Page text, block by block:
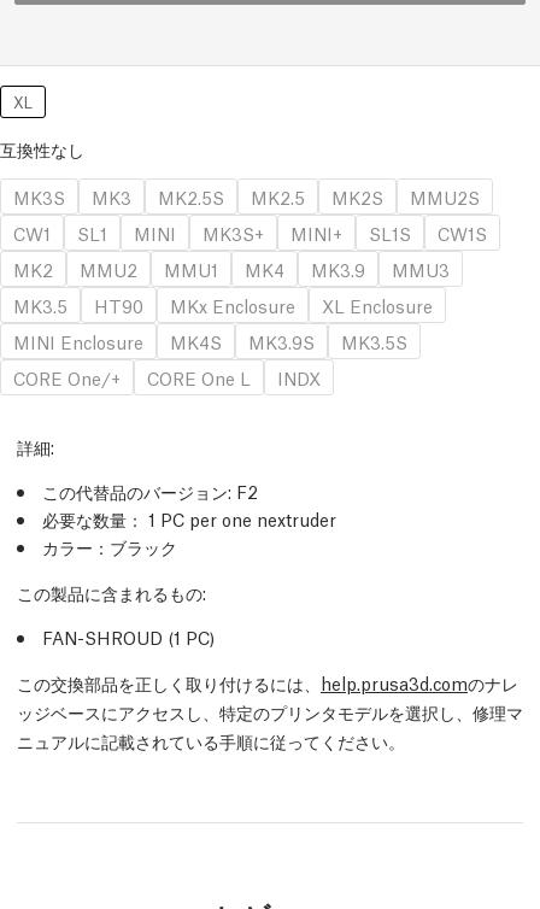
XL
互換性なし
MK3S
MK3 MK2.5S MK2.5 MK2S
MMU2S
CW1
SL1 MINI MK3S+ MINI+ SL1S
CW1S
MK2
MMU2 MMU1 MK4 MK3.9
MMU3
MK3.5
HT90 MKx Enclosure
XL Enclosure
MINI Enclosure
MK4S MK3.9S
MK3.5S
CORE One/+
CORE One L INDX
詳細:
この代替品のバージョン: F2
必要な数量： 1 PC per one nextruder
カラー：ブラック
この製品に含まれるもの:
FAN-SHROUD (1 PC)
この交換部品を正しく取り付けるには、 help.prusa3d.comのナレ
ッジベースにアクセスし、特定のプリンタモデルを選択し、修理マ
ニュアルに記載されている手順に従ってください。